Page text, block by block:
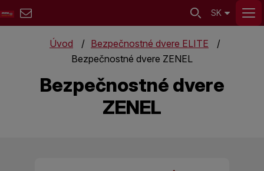
SK
Úvod
Bezpečnostné dvere ELITE
Bezpečnostné dvere ZENEL
Bezpečnostné dvere
ZENEL